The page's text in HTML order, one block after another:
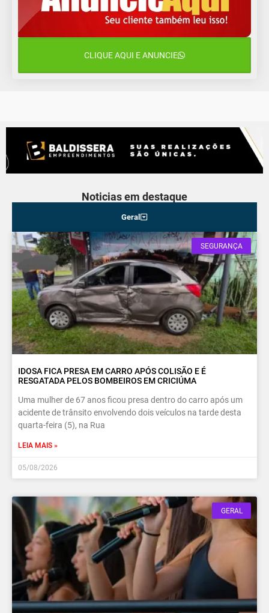
CLIQUE AQUI E ANUNCIE
Noticias em destaque
Geral
SEGURANÇA
IDOSA FICA PRESA EM CARRO APÓS COLISÃO E É
RESGATADA PELOS BOMBEIROS EM CRICIÚMA
Uma mulher de 67 anos ficou presa dentro do carro após um
acidente de trânsito envolvendo dois veículos na tarde desta
quarta-feira (5), na Rua
LEIA MAIS »
05/08/2026
GERAL